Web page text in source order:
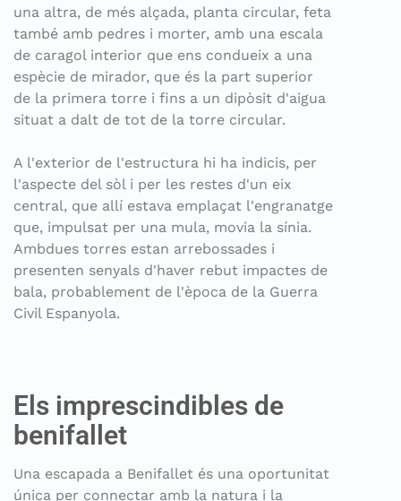
una altra, de més alçada, planta circular, feta
també amb pedres i morter, amb una escala
de caragol interior que ens condueix a una
espècie de mirador, que és la part superior
de la primera torre i fins a un dipòsit d'aigua
situat a dalt de tot de la torre circular.
A l'exterior de l'estructura hi ha indicis, per
l'aspecte del sòl i per les restes d'un eix
central, que allí estava emplaçat l'engranatge
que, impulsat per una mula, movia la sínia.
Ambdues torres estan arrebossades i
presenten senyals d'haver rebut impactes de
bala, probablement de l'època de la Guerra
Civil Espanyola.
Els imprescindibles de
benifallet
Una escapada a Benifallet és una oportunitat
única per connectar amb la natura i la